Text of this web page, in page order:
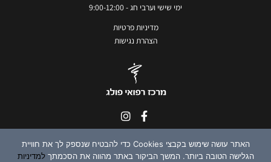
ימי שישי וערבי חג - 9:00-12:00
מדיניות פרטיות
הצהרת נגישות
כל הזכויות שמורות לדר' רון טנצר © 2018-23האתר עושה שימוש בקבצי Cookies כדי להבטיח שנספק לך את חוויית
הגלישה הטובה ביותר. המשך הביקור באתר מהווה את הסכמתךלמדיניות